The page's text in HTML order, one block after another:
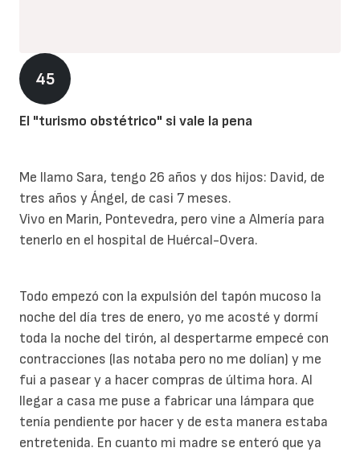
45
El "turismo obstétrico" si vale la pena
Me llamo Sara, tengo 26 años y dos hijos: David, de
tres años y Ángel, de casi 7 meses.
Vivo en Marin, Pontevedra, pero vine a Almería para
tenerlo en el hospital de Huércal-Overa.
Todo empezó con la expulsión del tapón mucoso la
noche del día tres de enero, yo me acosté y dormí
toda la noche del tirón, al despertarme empecé con
contracciones (las notaba pero no me dolían) y me
fui a pasear y a hacer compras de última hora. Al
llegar a casa me puse a fabricar una lámpara que
tenía pendiente por hacer y de esta manera estaba
entretenida. En cuanto mi madre se enteró que ya